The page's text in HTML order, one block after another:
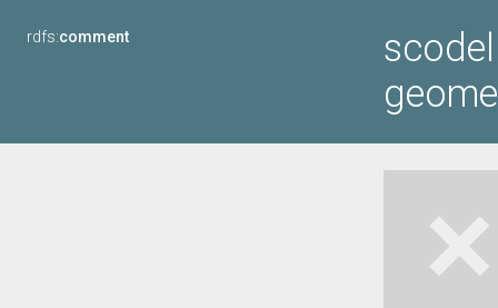
rdfs:comment